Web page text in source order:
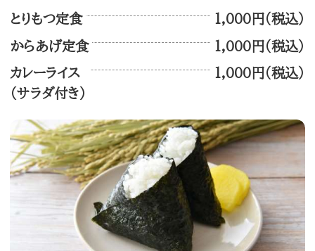
とりもつ定食 1,000円（税込）
からあげ定食 1,000円（税込）
カレーライス
（サラダ付き）
1,000円（税込）